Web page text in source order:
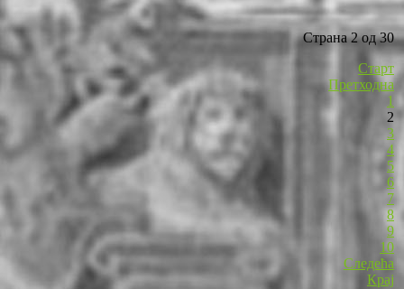
Страна 2 од 30
Старт
Претходна
1
2
3
4
5
6
7
8
9
10
Следећа
Крај